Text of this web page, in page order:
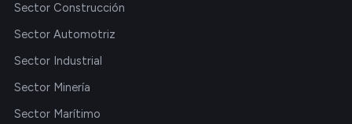
Sector Construcción
Sector Automotriz
Sector Industrial
Sector Minería
Sector Marítimo